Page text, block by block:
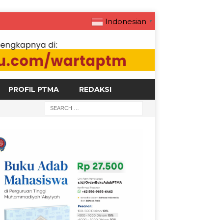
Indonesian ▼
PROFIL PTMA REDAKSI